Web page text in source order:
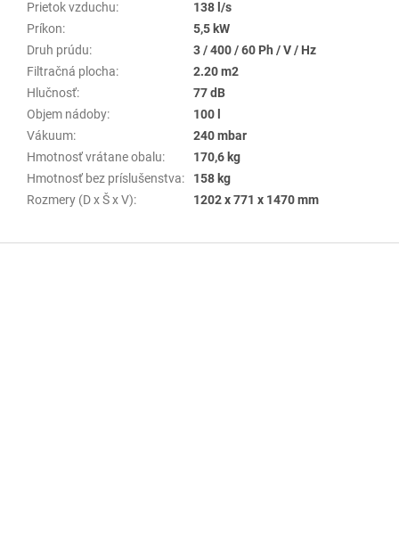
Prietok vzduchu:
138 l/s
Príkon:
5,5 kW
Druh prúdu:
3 / 400 / 60 Ph / V / Hz
Filtračná plocha:
2.20 m2
Hlučnosť:
77 dB
Objem nádoby:
100 l
Vákuum:
240 mbar
Hmotnosť vrátane obalu:
170,6 kg
Hmotnosť bez príslušenstva:
158 kg
Rozmery (D x Š x V): 1202 x 771 x 1470 mm